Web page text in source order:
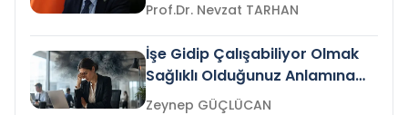
Prof.Dr. Nevzat TARHAN
İşe Gidip Çalışabiliyor Olmak
Sağlıklı Olduğunuz Anlamına
Gelir mi?Zeynep GÜÇLÜCAN